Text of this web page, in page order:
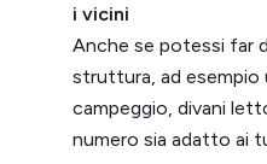
i vicini
Anche se potessi far
struttura, ad esempio
campeggio, divani
numero sia adatto ai